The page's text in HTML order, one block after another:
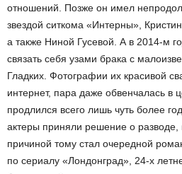
отношений. Позже он имел
звездой ситкома «Интерны»,
а также Ниной Гусевой. А в 2014-м
связать себя узами брака с
Гладких. Фотографии их красивой
интернет, пара даже обвенчалась в
продлился всего лишь чуть более
актеры приняли решение о разводе,
причиной тому стал очередной
по сериалу «Лондонград», 24-х